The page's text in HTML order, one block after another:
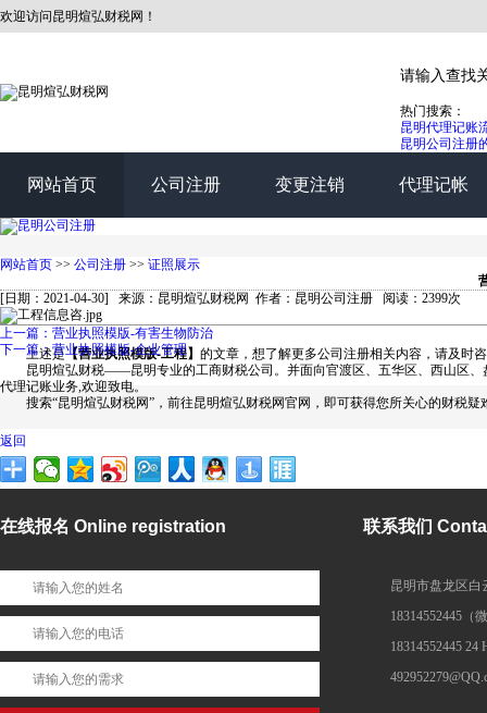
欢迎访问昆明煊弘财税网！
热门搜索：
昆明代理记账
昆明公司注册
网站首页 公司注册 变更注销 代理记帐
网站首页 >> 公司注册 >> 证照展示
[日期：2021-04-30] 来源：昆明煊弘财税网 作者：昆明公司注册 阅读：2399次
上述是【营业执照模版-工程】 的文章，想了解更多公司注册相关内容，请及时
昆明煊弘财税——昆明专业的工商财税公司。并面向官渡区、五华区、西山区、
代理记账业务,欢迎致电。
搜索“昆明煊弘财税网”，前往昆明煊弘财税网官网，即可获得您所关心的财税疑
返回
上一篇：营业执照模版-有害生物防治
下一篇：营业执照模版-企业管理
在线报名 Online registration 联系我们
昆明市盘龙区白
18314552445（
18314552445 24